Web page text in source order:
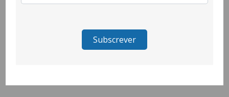
aprendizagens através do sitewww.edxperimentar.fgs.org.pt
Desenvolvimento em meio escolar é co-financiado pelo
Camões, Instituto da Cooperação e da Língua